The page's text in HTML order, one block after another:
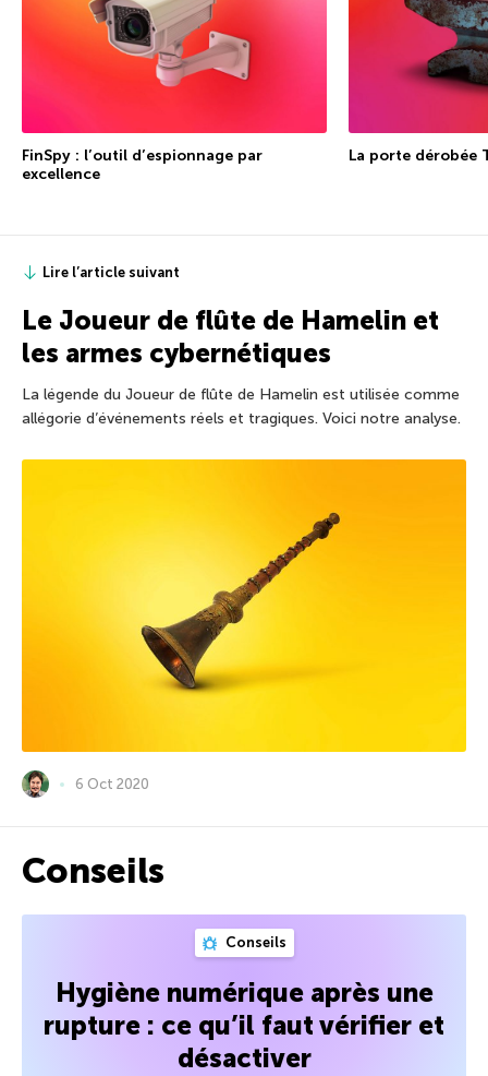
FinSpy : l’outil d’espionnage par
excellence
La porte dérobée
Lire l’article suivant
Le Joueur de flûte de Hamelin et
les armes cybernétiques
La légende du Joueur de flûte de Hamelin est utilisée comme
allégorie d’événements réels et tragiques. Voici notre analyse.
6 Oct 2020
Conseils
Conseils
Hygiène numérique après une
rupture : ce qu’il faut vérifier et
désactiver